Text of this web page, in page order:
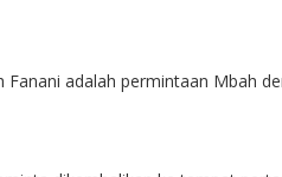
adalah permintaan Mbah